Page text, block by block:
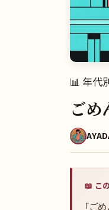
📊 年代
ご
📖 こ
「ご